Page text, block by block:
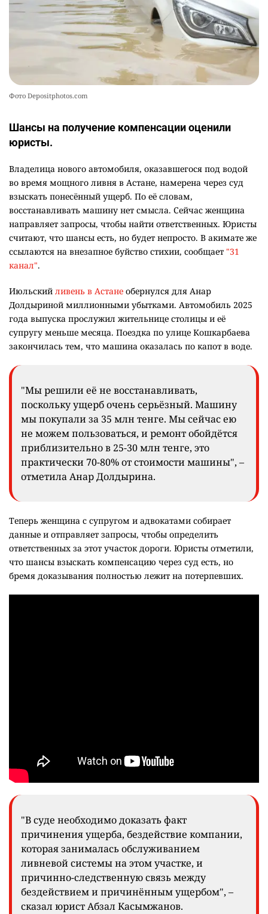
Фото Depositphotos.com
Шансы на получение компенсации оценили
юристы.
Владелица нового автомобиля, оказавшегося под водой
во время мощного ливня в Астане, намерена через суд
взыскать понесённый ущерб. По её словам,
восстанавливать машину нет смысла. Сейчас женщина
направляет запросы, чтобы найти ответственных. Юристы
считают, что шансы есть, но будет непросто. В акимате же
ссылаются на внезапное буйство стихии, сообщает "31
канал".
Июльский ливень в Астане обернулся для Анар
Долдыриной миллионными убытками. Автомобиль 2025
года выпуска прослужил жительнице столицы и её
супругу меньше месяца. Поездка по улице Кошкарбаева
закончилась тем, что машина оказалась по капот в воде.
"Мы решили её не восстанавливать,
поскольку ущерб очень серьёзный. Машину
мы покупали за 35 млн тенге. Мы сейчас ею
не можем пользоваться, и ремонт обойдётся
приблизительно в 25-30 млн тенге, это
практически 70-80% от стоимости машины", –
отметила Анар Долдырина.
Теперь женщина с супругом и адвокатами собирает
данные и отправляет запросы, чтобы определить
ответственных за этот участок дороги. Юристы отметили,
что шансы взыскать компенсацию через суд есть, но
бремя доказывания полностью лежит на потерпевших.
"В суде необходимо доказать факт
причинения ущерба, бездействие компании,
которая занималась обслуживанием
ливневой системы на этом участке, и
причинно-следственную связь между
бездействием и причинённым ущербом", –
сказал юрист Абзал Касымжанов.